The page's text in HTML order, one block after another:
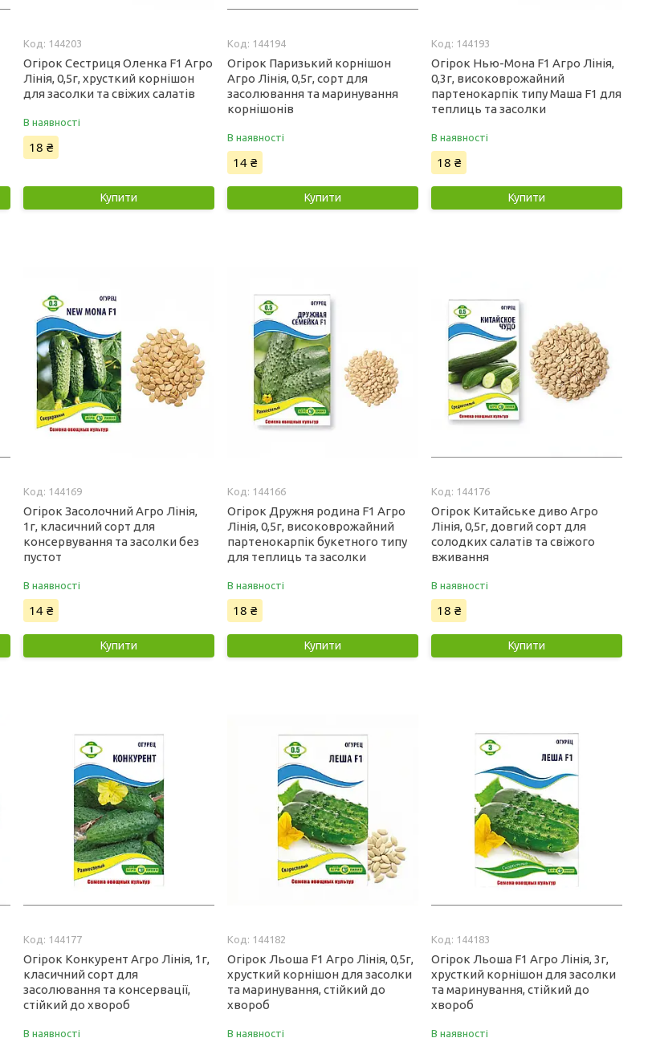
144203
Огірок Сестриця Оленка F1 Агро
Лінія, 0,5г, хрусткий корнішон
для засолки та свіжих салатів
В наявності
18 ₴
Купити
144194
Огірок Паризький корнішон
Агро Лінія, 0,5г, сорт для
засолювання та маринування
корнішонів
В наявності
14 ₴
Купити
144193
Огірок Нью-Мона F1 Агро Лінія,
0,3г, високоврожайний
партенокарпік типу Маша F1 для
теплиць та засолки
В наявності
18 ₴
Купити
144169
Огірок Засолочний Агро Лінія,
1г, класичний сорт для
консервування та засолки без
пустот
В наявності
14 ₴
Купити
144166
Огірок Дружня родина F1 Агро
Лінія, 0,5г, високоврожайний
партенокарпік букетного типу
для теплиць та засолки
В наявності
18 ₴
Купити
144176
Огірок Китайське диво Агро
Лінія, 0,5г, довгий сорт для
солодких салатів та свіжого
вживання
В наявності
18 ₴
Купити
144177
Огірок Конкурент Агро Лінія, 1г,
класичний сорт для
засолювання та консервації,
стійкий до хвороб
В наявності
144182
Огірок Льоша F1 Агро Лінія, 0,5г,
хрусткий корнішон для засолки
та маринування, стійкий до
хвороб
В наявності
144183
Огірок Льоша F1 Агро Лінія, 3г,
хрусткий корнішон для засолки
та маринування, стійкий до
хвороб
В наявності